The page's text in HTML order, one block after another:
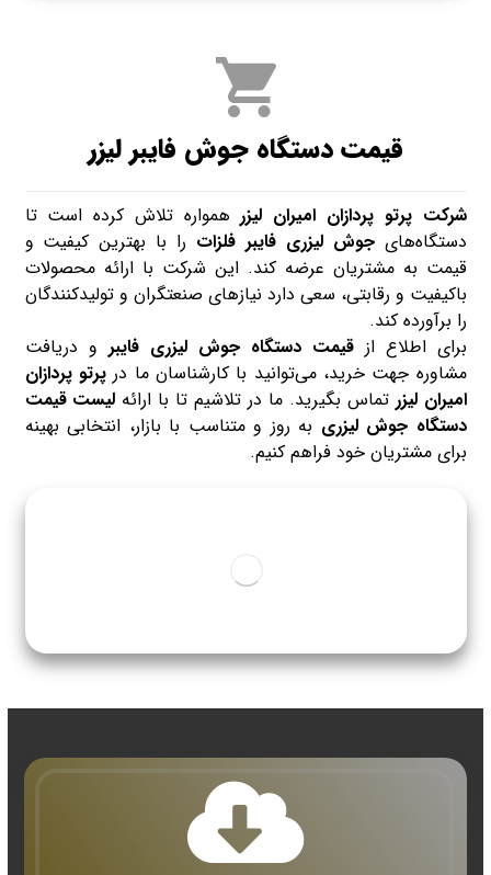
قیمت دستگاه جوش فایبر لیزر
شرکت پرتو پردازان امیران لیزر همواره تلاش کرده است تا
دستگاه‌هایجوش لیزری فایبر فلزات را با بهترین کیفیت و
قیمت به مشتریان عرضه کند. این شرکت با ارائه محصولات
باکیفیت و رقابتی، سعی دارد نیازهای صنعتگران و تولیدکنندگان
را برآورده کند.
برای اطلاع ازقیمت دستگاه جوش لیزری فایبر و دریافت
مشاوره جهت خرید، می‌توانید با کارشناسان ما درپرتو پردازان
امیران لیزر تماس بگیرید. ما در تلاشیم تا با ارائه لیست قیمت
دستگاه جوش لیزری به روز و متناسب با بازار، انتخابی بهینه
برای مشتریان خود فراهم کنیم.